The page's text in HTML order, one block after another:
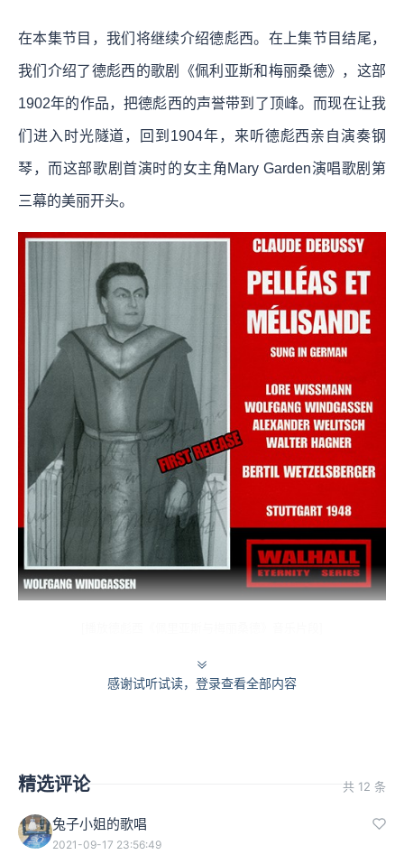
在本集节目，我们将继续介绍德彪西。在上集节目结尾，
我们介绍了德彪西的歌剧《佩利亚斯和梅丽桑德》，这部
1902年的作品，把德彪西的声誉带到了顶峰。而现在让我
们进入时光隧道，回到1904年，来听德彪西亲自演奏钢
琴，而这部歌剧首演时的女主角Mary Garden演唱歌剧第
三幕的美丽开头。
在今天的节目中，我不只将介绍德彪西从1902年到他过世
就作品而言，我认为这段时期又可以分成两段。1902年至
1914年，这段期间德彪西的作品越来越抽象，越来越精
深，而1914年至1918年，由于他自己身体的状况，再加上
感谢试听试读，登录查看全部内容
精选评论 共 12 条
兔子小姐的歌唱
2021-09-17 23:56:49